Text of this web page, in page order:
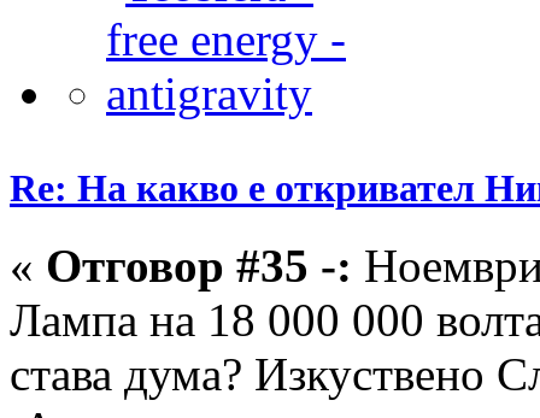
Re: На какво е откривател
« Отговор #35 -:
Лампа на 18 000 000
става дума? Изкуствено